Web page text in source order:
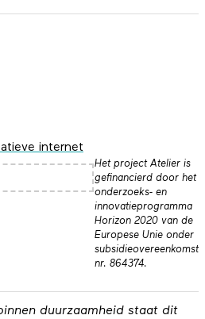
duurzaamheid staat dit
internet
Het project Atelier is
gefinancierd door het
onderzoeks- en
innovatieprogramma
Horizon 2020 van de
Europese Unie onder
subsidieovereenkomst
nr. 864374.